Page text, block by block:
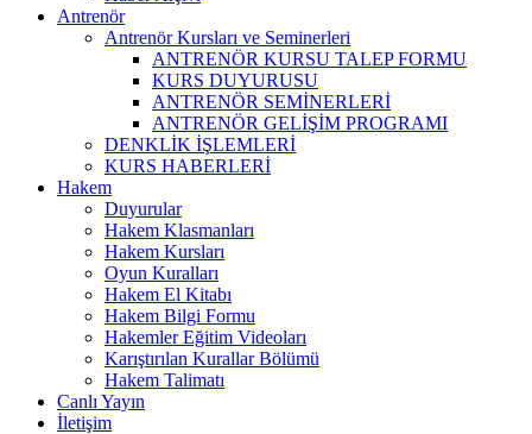
Antrenör
Antrenör Kursları ve Seminerleri
ANTRENÖR KURSU TALEP FORMU
KURS DUYURUSU
ANTRENÖR SEMİNERLERİ
ANTRENÖR GELİŞİM PROGRAMI
DENKLİK İŞLEMLERİ
KURS HABERLERİ
Hakem
Duyurular
Hakem Klasmanları
Hakem Kursları
Oyun Kuralları
Hakem El Kitabı
Hakem Bilgi Formu
Hakemler Eğitim Videoları
Karıştırılan Kurallar Bölümü
Hakem Talimatı
Canlı Yayın
İletişim